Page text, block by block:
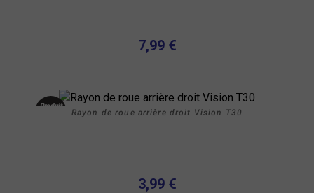
7,99 €
Produit
Rayon de roue arrière droit Vision T30
3,99 €